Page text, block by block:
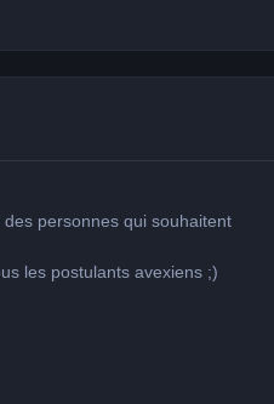
personnes qui souhaitent
les postulants avexiens ;)